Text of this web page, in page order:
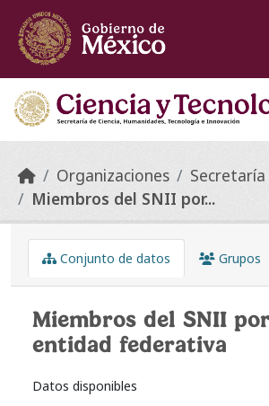
Skip to main content
Organizaciones
Secretaría
Miembros del SNII por...
Conjunto de datos Grupos
Miembros del SNII
entidad federativa
Datos disponibles